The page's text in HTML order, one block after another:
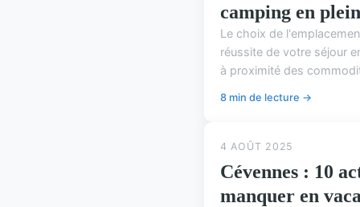
camping en
Le choix de
réussite de votre séjour
à proximité des
8 min de lecture →
4 AOÛT 2025
Cévennes : 10
manquer en